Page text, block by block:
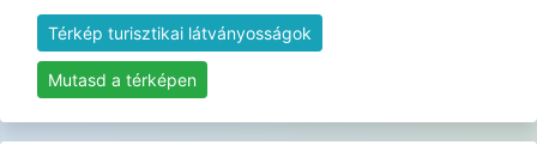
Térkép turisztikai látványosságok
Mutasd a térképen